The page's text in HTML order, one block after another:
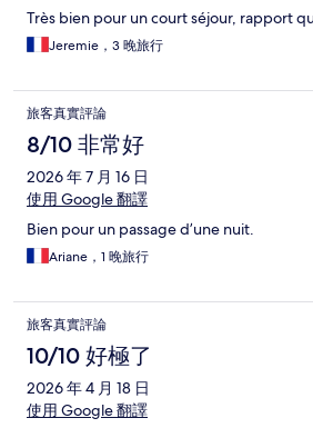
Très bien pour un court séjour, rapport
Jeremie，3 晚旅行
旅客真實評論
8/10 非常好
2026 年 7 月 16 日
使用 Google 翻譯
Bien pour un passage d’une nuit.
Ariane，1 晚旅行
旅客真實評論
10/10 好極了
2026 年 4 月 18 日
使用 Google 翻譯